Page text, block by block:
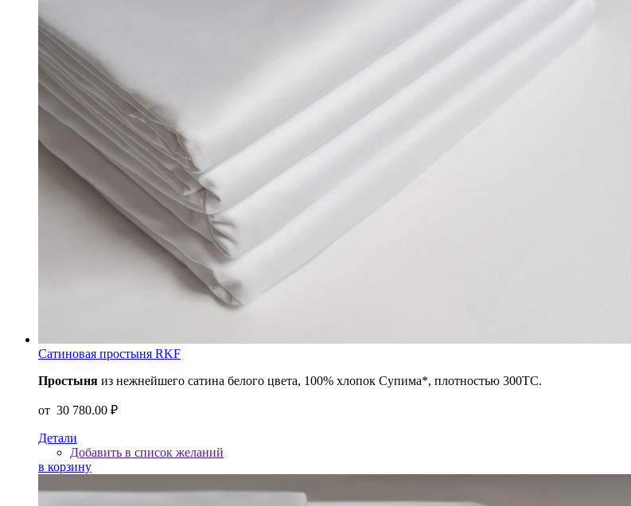
Сатиновая простыня RKF
Простыня из нежнейшего сатина белого цвета, 100% хлопок Супима*, плотностью 300ТС.
от 30 780.00 ₽
Детали
Добавить в список желаний
в корзину